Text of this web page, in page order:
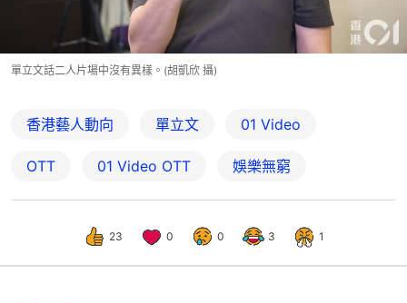
單立文話二人片場中沒有異樣。(胡凱欣 攝)
香港藝人動向 單立文 01 Video
OTT 01‌ ‌Video‌ ‌OTT 娛樂無窮
23 0 0 3 1